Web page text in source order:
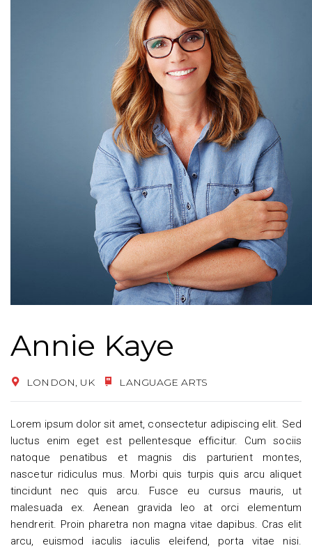
Annie Kaye
LONDON, UK LANGUAGE ARTS
Lorem ipsum dolor sit amet, consectetur adipiscing elit. Sed
luctus enim eget est pellentesque efficitur. Cum sociis
natoque penatibus et magnis dis parturient montes,
nascetur ridiculus mus. Morbi quis turpis quis arcu aliquet
tincidunt nec quis arcu. Fusce eu cursus mauris, ut
malesuada ex. Aenean gravida leo at orci elementum
hendrerit. Proin pharetra non magna vitae dapibus. Cras elit
arcu, euismod iaculis iaculis eleifend, porta vitae nisi.